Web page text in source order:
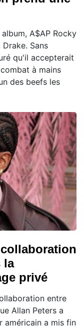
A$AP Rocky
Sans
qu'il accepterait
à mains
des beefs les
la
privé
entre
Allan Peters a
américain a mis fin